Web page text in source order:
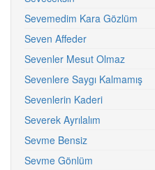
Sevemedim Kara Gözlüm
Seven Affeder
Sevenler Mesut Olmaz
Sevenlere Saygı Kalmamış
Sevenlerin Kaderi
Severek Ayrılalım
Sevme Bensiz
Sevme Gönlüm